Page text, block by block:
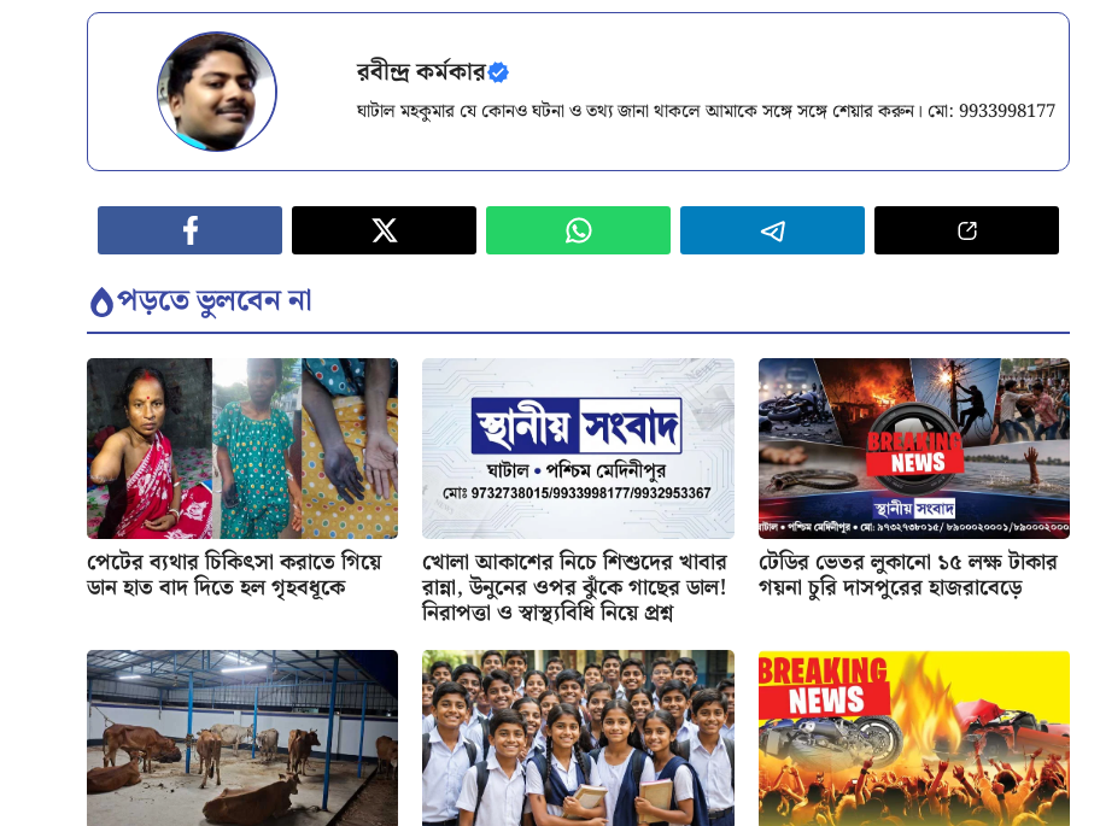
রবীন্দ্র কর্মকার
ঘাটাল মহকুমার যে কোনও ঘটনা ও তথ্য জানা থাকলে আমাকে সঙ্গে সঙ্গে শেয়ার করুন। মো: 9933998177
পড়তে ভুলবেন না
পেটের ব্যথার চিকিৎসা করাতে গিয়ে
ডান হাত বাদ দিতে হল গৃহবধূকে
খোলা আকাশের নিচে শিশুদের খাবার
রান্না, উনুনের ওপর ঝুঁকে গাছের ডাল!
নিরাপত্তা ও স্বাস্থ্যবিধি নিয়ে প্রশ্ন
টেডির ভেতর লুকানো ১৫ লক্ষ টাকার
গয়না চুরি দাসপুরের হাজরাবেড়ে